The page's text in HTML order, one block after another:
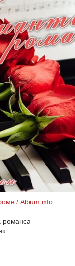
/ Album info:
романса